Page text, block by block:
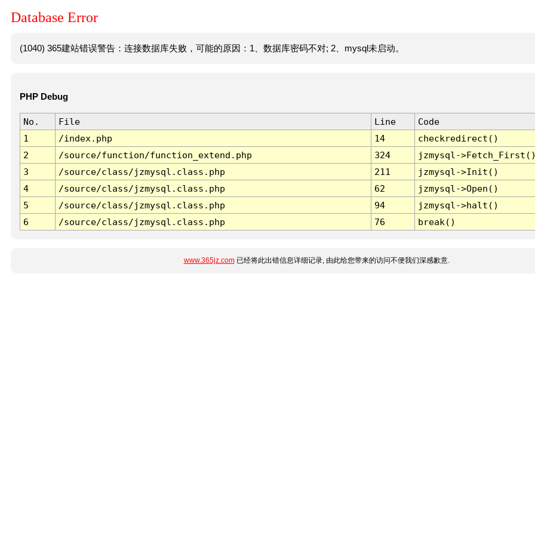
Database Error
(1040) 365建站错误警告：连接数据库失败，可能的原因：1、数据库密码不对; 2、mysql未启动。
PHP Debug
No. File Line
Code
1
/index.php 14
checkredirect()
2
/source/function/function_extend.php 324
jzmysql-
3
/source/class/jzmysql.class.php 211
jzmysql->Init()
4
/source/class/jzmysql.class.php 62
jzmysql->Open()
5
/source/class/jzmysql.class.php 94
jzmysql->halt()
6
/source/class/jzmysql.class.php 76 break()
www.365jz.com已经将此出错信息详细记录, 由此给您带来的访问不便我们深感歉意.